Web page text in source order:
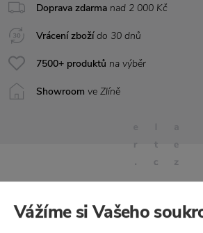
Doprava zdarma nad 2 000 Kč
Vrácení zbožído 30 dnů
7500+ produktů na výběr
Showroom ve Zlíně
Stojí za
Vážíme si Vašeho